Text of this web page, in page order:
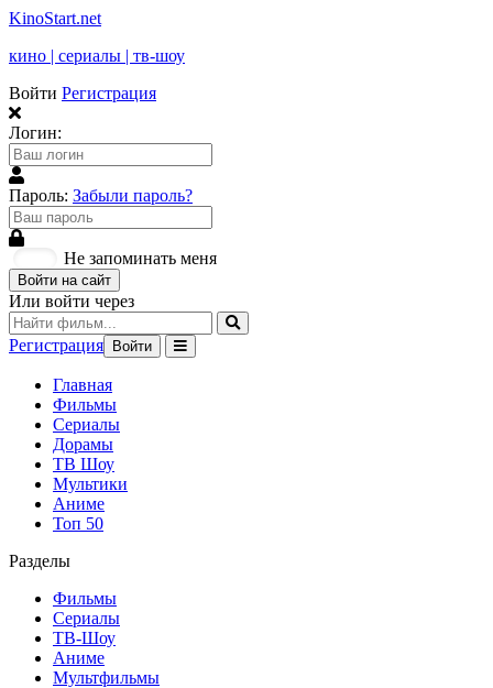
KinoStart.net
кино | сериалы | тв-шоу
Войти Регистрация
Логин:
Пароль: Забыли пароль?
Не запоминать меня
Войти на сайт
Или войти через
Регистрация Войти
Главная
Фильмы
Сериалы
Дорамы
ТВ Шоу
Мультики
Аниме
Топ 50
Разделы
Фильмы
Сериалы
ТВ-Шоу
Аниме
Мультфильмы